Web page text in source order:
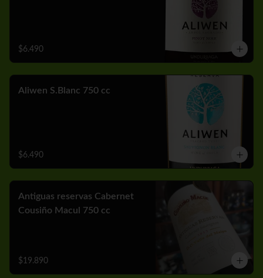
$6.490
Aliwen S.Blanc 750 cc
$6.490
Antiguas reservas Cabernet
Cousiño Macul 750 cc
$19.890